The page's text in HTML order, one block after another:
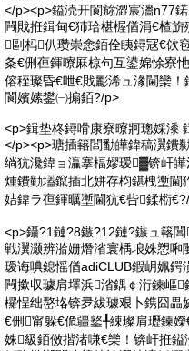
</p><p>鎰涜开閬旀澀宸瀒n77
闁戝拰鍓甸€犻珨椹楃偤涓€楂
剾杩仈瓒崇悆銆佺眱鐞冦€佽
夈€侀亱鍕曢厤椋句互鍙婂悇寮
傛秷璨昏€呭€戝彲浠ュ湪閫欒
閬嬪嫊鐢㈠搧銆?/p>
<p>鍓垫柊鐞嗗康寮曢牁璁婇潻
</p><p>瑭插簵閭勫皣鍏稿瀷鐨
绱犺瀺鍏ョ灜搴楅嫪瑷▓锛屽
煄鐨勭壒鑹插北姘存枃鍖栧壍
姞鍏ラ亱鍕曞壍閫犺€呰鍒椼
<p>鑷?1鏈?8鏃?12鏈?鏃ュ簵
戦瀷灏辨湁姗熸渻寰楀埌姝愬啝
瑷诲唺鎴愮偤adiCLUB鍜岄姵
闁撳収璩肩墿浜渻鍝￠洐鍊嶇
欏悜绌嶅垎锛夛紱璩艰卜鎸囧
€侀甯躲€佹疆鐜╀綀璨肩瓑鍊
姝級銆傚揩渚嗛€欒！锛屽拰